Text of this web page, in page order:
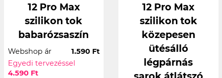
12 Pro Max
szilikon tok
babarózsaszín
Webshop ár
1.590 Ft
Egyedi tervezéssel
4.590 Ft
12 Pro Max
szilikon tok
közepesen
ütésálló
légpárnás